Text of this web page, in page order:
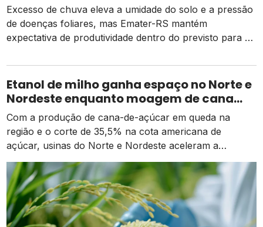
Excesso de chuva eleva a umidade do solo e a pressão
de doenças foliares, mas Emater-RS mantém
expectativa de produtividade dentro do previsto para a
Etanol de milho ganha espaço no Norte e
Nordeste enquanto moagem de cana
recua e tarifa dos EUA pressiona usinas
Com a produção de cana-de-açúcar em queda na
região e o corte de 35,5% na cota americana de
açúcar, usinas do Norte e Nordeste aceleram a
diversificação para o etanol de milho como alternativa
de receita e competitividade.